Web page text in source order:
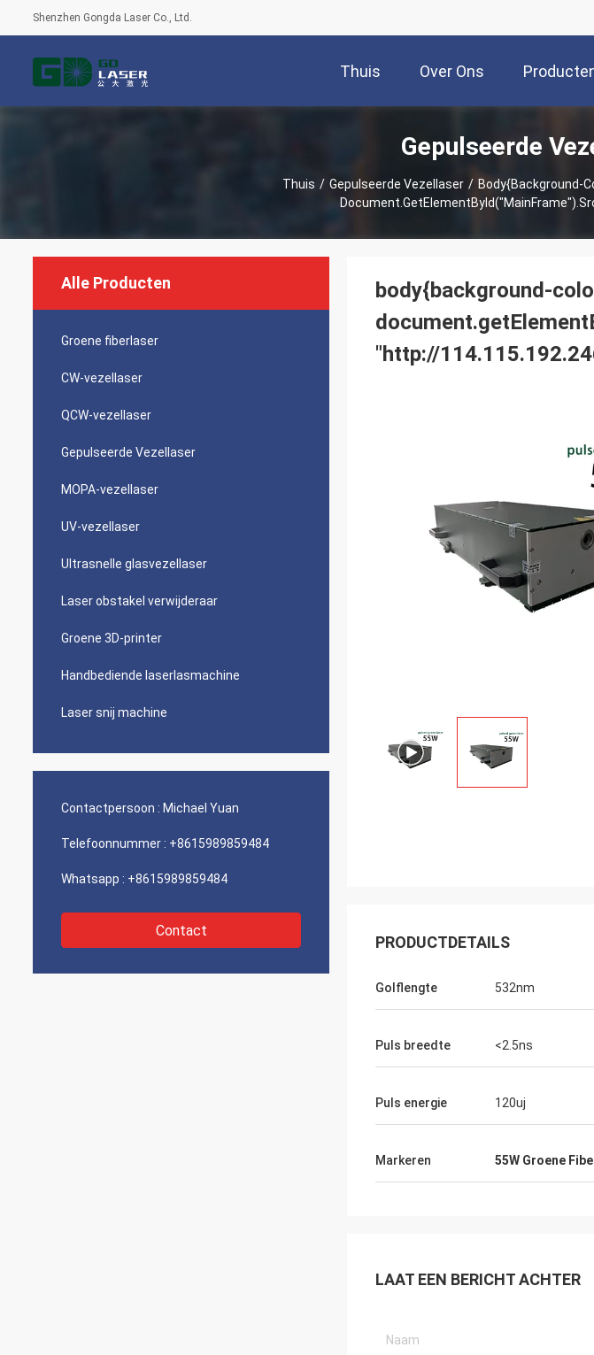
Shenzhen Gongda Laser Co., Ltd.
Thuis Over Ons
Gepulseerde
Thuis / Gepulseerde Vezellaser / Body{background-Color:#FFFFFF} 非法阻断
Alle Producten
Groene fiberlaser
CW-vezellaser
QCW-vezellaser
Gepulseerde Vezellaser
MOPA-vezellaser
UV-vezellaser
Ultrasnelle glasvezellaser
Laser obstakel verwijderaar
Groene 3D-printer
Handbediende laserlasmachine
Laser snij machine
Contactpersoon : Michael Yuan
Telefoonnummer : +8615989859484
Whatsapp : +8615989859484
Contact
body{background-
"http://
PRODUCTDETAILS
Golflengte 532nm
Puls breedte <2.5ns
Puls energie 120uj
Markeren 55W Groene
LAAT EEN BERICHT ACHTER